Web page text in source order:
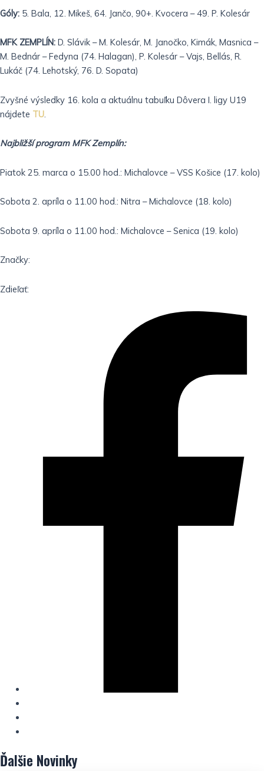
Góly: 5. Bala, 12. Mikeš, 64. Jančo, 90+. Kvocera – 49. P. Kolesár
MFK ZEMPLÍN: D. Slávik – M. Kolesár, M. Janočko, Kimák, Masnica –
M. Bednár – Fedyna (74. Halagan), P. Kolesár – Vajs, Bellás, R.
Lukáč (74. Lehotský, 76. D. Sopata)
Zvyšné výsledky 16. kola a aktuálnu tabuľku Dôvera I. ligy U19
nájdete TU
Najbližší program MFK Zemplín:
Piatok 25. marca o 15.00 hod.: Michalovce – VSS Košice (17. kolo)
Sobota 2. apríla o 11.00 hod.: Nitra – Michalovce (18. kolo)
Sobota 9. apríla o 11.00 hod.: Michalovce – Senica (19. kolo)
Značky:
Zdieľať:
Ďalšie Novinky